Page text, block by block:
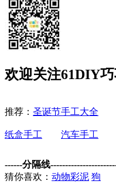
欢迎关注61DIY
推荐： 圣诞节手工大全
纸盒手工 汽车手工
------分隔线
猜你喜欢： 动物彩泥 狗